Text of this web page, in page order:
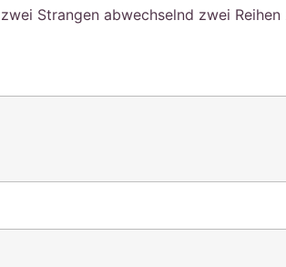
Strangen abwechselnd zwei Reihen